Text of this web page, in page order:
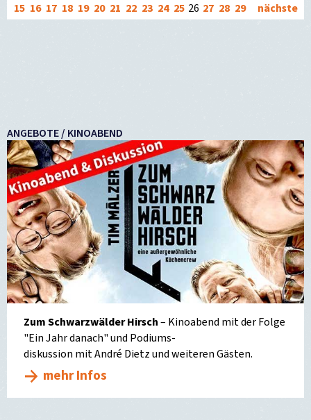
15 16 17 18 19 20 21 22 23 24 25 26 27 28 29 nächste
ANGEBOTE / KINOABEND
Zum Schwarzwälder Hirsch– Kinoabend mit der Folge
"Ein Jahr danach" und Podiums-
diskussion mit André Dietz und weiteren Gästen.
mehr Infos